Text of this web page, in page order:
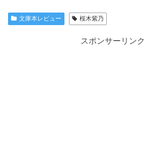
文庫本レビュー 桜木紫乃
スポンサーリンク